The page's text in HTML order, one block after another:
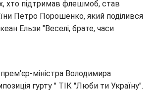
хто підтримав флешмоб, став
Петро Порошенко, який поділився
Ельзи "Веселі, брате, часи
міністра Володимира
гурту " ТІК "Люби ти Україну".